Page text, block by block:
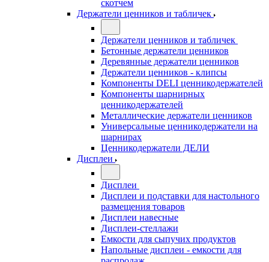
скотчем
Держатели ценников и табличек
Держатели ценников и табличек
Бетонные держатели ценников
Деревянные держатели ценников
Держатели ценников - клипсы
Компоненты DELI ценникодержателей
Компоненты шарнирных
ценникодержателей
Металлические держатели ценников
Универсальные ценникодержатели на
шарнирах
Ценникодержатели ДЕЛИ
Дисплеи
Дисплеи
Дисплеи и подставки для настольного
размещения товаров
Дисплеи навесные
Дисплеи-стеллажи
Емкости для сыпучих продуктов
Напольные дисплеи - емкости для